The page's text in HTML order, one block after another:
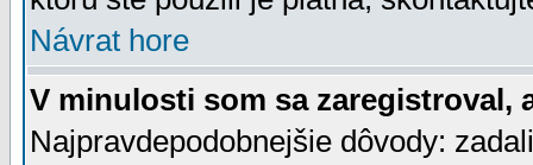
Návrat hore
V minulosti som sa zaregistroval,
Najpravdepodobnejšie dôvody: